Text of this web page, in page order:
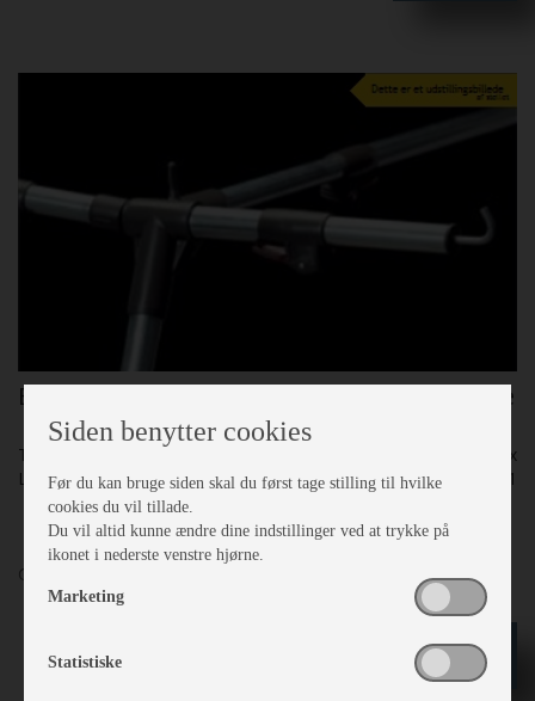
Brugte Zinox stænger G19, næsten som nye
Teltstænger
Zinox
Lager nr.
KCC6231
G19 passer til A-mål 1000 - 1025 3M
kr3.995
kr 4.700
Siden benytter cookies
Før du kan bruge siden skal du først tage stilling til hvilke
cookies du vil tillade.
Du vil altid kunne ændre dine indstillinger ved at trykke på
ikonet i nederste venstre hjørne.
Marketing
Statistiske